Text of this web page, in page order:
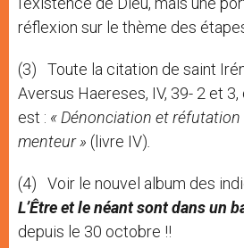
réflexion sur le thème des
(3) Toute la citation de saint
Aversus Haereses, IV, 39- 2 et
est : « Dénonciation et
menteur » (livre IV)
(4) Voir le nouvel album des
L’Être et le néant sont dans un
depuis le 30 octobre !!